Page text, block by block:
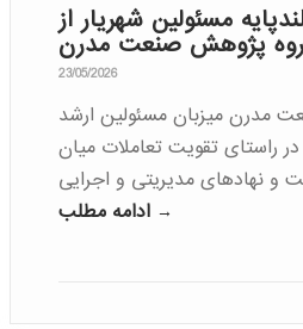
مسئولین شهریار از
پژوهش صنعت مدرن
23/05/2026
مدرن میزبان مسئولین ارشد
راستای تقویت تعاملات میان
ادامه مطلب →